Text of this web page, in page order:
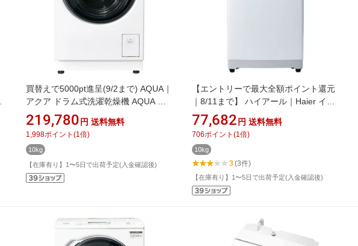
買替えで5000pt進呈(9/2まで) AQUA｜
アクア ドラム式洗濯乾燥機 AQUA ホ
ワイト AQW-DMS10A-L(W) [洗濯
10.0kg /乾燥5.0kg /左開き /ヒートポン
プ乾燥]【無料延長保証】
219,780 円 送料無料
1,998ポイント (1 倍)
10kg
【在庫有り】1〜5日で出荷予定(入金確認後)
【エントリーで最大全額ポイント還元
｜8/11まで】 ハイアール｜Haier イン
バーター洗濯機 ホワイト JW-
XD100A(W) [洗濯10.0kg /上開き /簡易
乾燥(送風機能)]【無料延長保証】
77,682 円 送料無料
706ポイント (1 倍)
10kg
3(3件)
【在庫有り】1〜5日で出荷予定(入金確認後)